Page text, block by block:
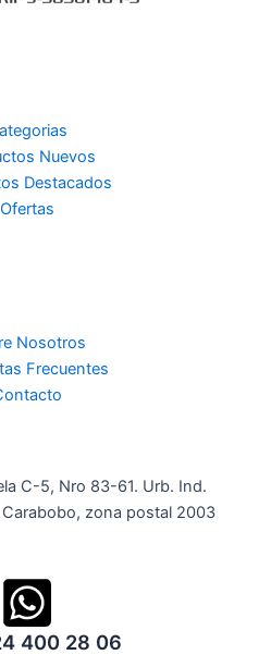
Nuevos
Destacados
Ofertas
Nosotros
Frecuentes
C-5, Nro 83-61. Urb. Ind.
zona postal 2003
400 28 06